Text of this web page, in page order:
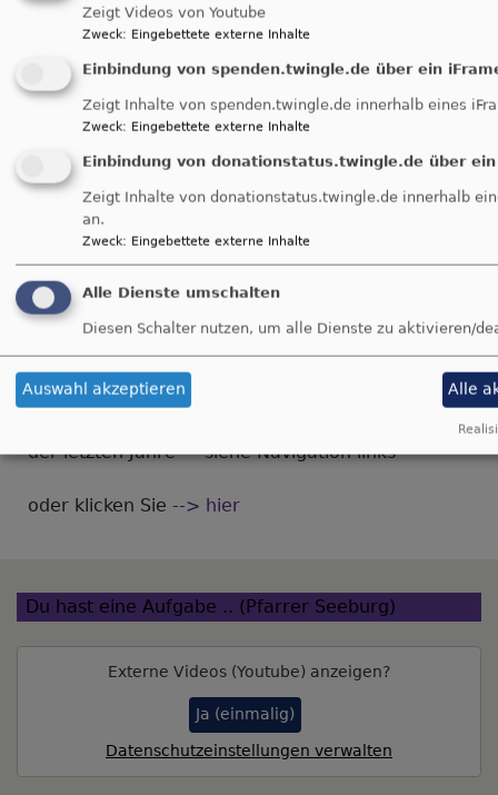
Konfirmationssprüche
Eine Auswahl davon gibt es hier :
http://www.konfiweb.de/
Wollt ihr mehr wissen über das Fest, den
Gottesdienst, die Kleidung, Konfirmationssprüche
usw.? Schaut doch auch mal rein bei
www.konfiweb.de
ein Angebot der Evang.-Luth. Kirche in Bayern.
LISTE UND CHRONIK DER
KONFIRMANDEN
der letzten Jahre - siehe Navigation links
oder klicken Sie --> hier
Du hast eine Aufgabe .. (Pfarrer Seeburg)
Externe Videos (Youtube) anzeigen?
Ja (einmalig)
Datenschutzeinstellungen verwalten
Zeigt Videos von Youtube
Zweck: Eingebettete externe Inhalte
Einbindung von spenden.twingle.de über ein
Zeigt Inhalte von spenden.twingle.de innerhalb eines
Zweck: Eingebettete externe Inhalte
Einbindung von donationstatus.twingle.de über
Zeigt Inhalte von donationstatus.twingle.de innerhalb
an.
Zweck: Eingebettete externe Inhalte
Alle Dienste umschalten
Diesen Schalter nutzen, um alle Dienste zu aktivieren/
Auswahl akzeptieren Alle